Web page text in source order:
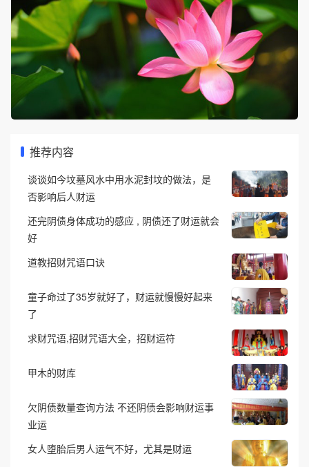
推荐内容
谈谈如今坟墓风水中用水泥封坟的做法，是
否影响后人财运
还完阴债身体成功的感应 , 阴债还了财运就会
好
道教招财咒语口诀
童子命过了35岁就好了，财运就慢慢好起来
了
求财咒语,招财咒语大全，招财运符
甲木的财库
欠阴债数量查询方法 不还阴债会影响财运事
业运
女人堕胎后男人运气不好，尤其是财运